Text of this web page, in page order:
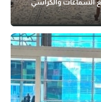
السماعات والكراسي